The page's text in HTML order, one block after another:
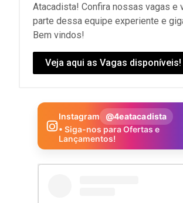
Atacadista! Confira nossas vagas e
parte dessa equipe experiente e
Bem vindos!
Veja aqui as Vagas disponíveis!
Instagram
@4eatacadista
• Siga-nos para Ofertas e
Lançamentos!